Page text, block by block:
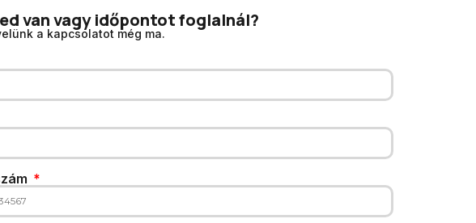
van vagy időpontot foglalnál?
a kapcsolatot még ma.